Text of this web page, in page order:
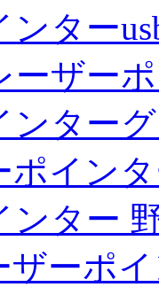
ンター
ーザー
ンター
ポイン
ンター
ザーポ